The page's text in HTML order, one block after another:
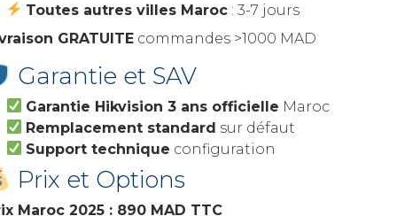
Toutes autres villes Maroc : 3-7 jours
GRATUITE commandes >1000 MAD
Garantie et SAV
Garantie Hikvision 3 ans officielle Maroc
Remplacement standard sur défaut
Support technique configuration
Prix et Options
Maroc 2025 : 890 MAD TTC